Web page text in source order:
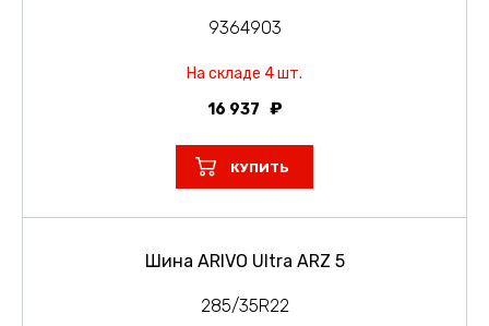
9364903
На складе 4 шт.
16 937
КУПИТЬ
Шина ARIVO Ultra ARZ 5
285/35R22